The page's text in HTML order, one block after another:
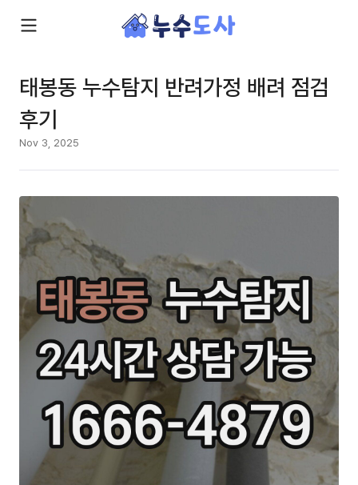
태봉동 누수탐지 반려가정 배려 점검
후기
Nov 3, 2025